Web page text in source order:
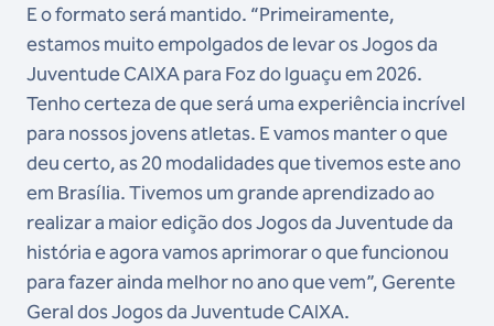
E o formato será mantido. “Primeiramente,
estamos muito empolgados de levar os Jogos da
Juventude CAIXA para Foz do Iguaçu em 2026.
Tenho certeza de que será uma experiência incrível
para nossos jovens atletas. E vamos manter o que
deu certo, as 20 modalidades que tivemos este ano
em Brasília. Tivemos um grande aprendizado ao
realizar a maior edição dos Jogos da Juventude da
história e agora vamos aprimorar o que funcionou
para fazer ainda melhor no ano que vem”, Gerente
Geral dos Jogos da Juventude CAIXA.